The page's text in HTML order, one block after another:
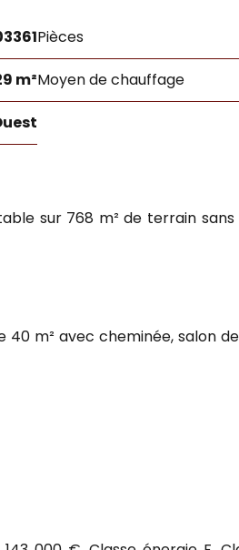
Pièces
m²Moyen de chauffage
sur 768 m² de terrain
m² avec cheminée, salon